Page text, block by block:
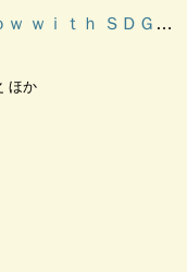
Ｇｓ ＳＤＧｓで考える世界の今
ほか